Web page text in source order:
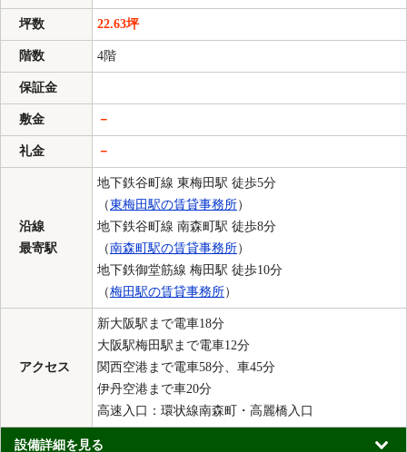
坪数 22.63坪
階数 4階
保証金
敷金 －
礼金 －
沿線
最寄駅
地下鉄谷町線 東梅田駅 徒歩5分
（東梅田駅の賃貸事務所）
地下鉄谷町線 南森町駅 徒歩8分
（南森町駅の賃貸事務所）
地下鉄御堂筋線 梅田駅 徒歩10分
（梅田駅の賃貸事務所）
アクセス
新大阪駅まで電車18分
大阪駅梅田駅まで電車12分
関西空港まで電車58分、車45分
伊丹空港まで車20分
高速入口：環状線南森町・高麗橋入口
設備詳細を見る